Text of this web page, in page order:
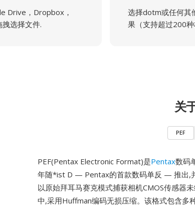
Drive，Dropbox，
选择文件.
选择dotm或任何其
果（支持超过200种
关
PEF
PEF(Pentax Electronic Format)是Pentax数码
年随*ist D — Pentax的首款数码单反 — 推出,
以原始拜耳马赛克模式捕获相机CMOS传感器
中,采用Huffman编码无损压缩。该格式包含多